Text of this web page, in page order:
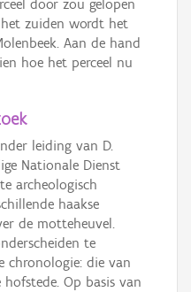
door zou gelopen
zuiden wordt het
Aan de hand
hoe het perceel nu
leiding van D.
Nationale Dienst
archeologisch
haakse
de motteheuvel.
te
chronologie: die van
Op basis van